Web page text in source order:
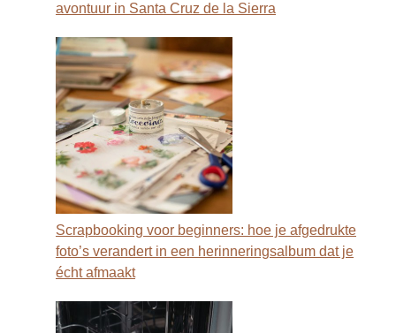
avontuur in Santa Cruz de la Sierra
Scrapbooking voor beginners: hoe je afgedrukte
foto’s verandert in een herinneringsalbum dat je
écht afmaakt